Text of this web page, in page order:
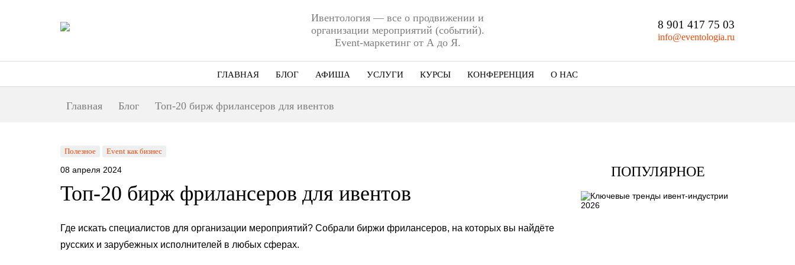
Ивентология — все о продвижении и
организации мероприятий (событий).
Event-маркетинг от А до Я.
8 901 417 75 03
info@eventologia.ru
ГЛАВНАЯ БЛОГ АФИША УСЛУГИ КУРСЫ КОНФЕРЕНЦИЯ О НАС
Главная Блог Топ-20 бирж фрилансеров для ивентов
Полезное Event как бизнес
08 апреля 2024
Топ-20 бирж фрилансеров для ивентов
Где искать специалистов для организации мероприятий? Собрали биржи фрилансеров, на которых вы найдёте
русских и зарубежных исполнителей в любых сферах.
ПОПУЛЯРНОЕ